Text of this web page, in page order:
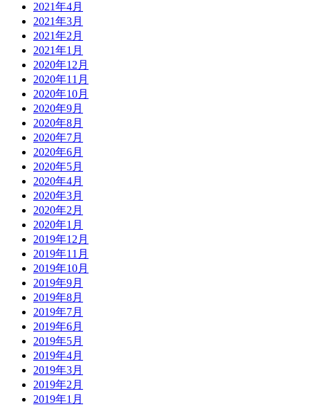
2021年4月
2021年3月
2021年2月
2021年1月
2020年12月
2020年11月
2020年10月
2020年9月
2020年8月
2020年7月
2020年6月
2020年5月
2020年4月
2020年3月
2020年2月
2020年1月
2019年12月
2019年11月
2019年10月
2019年9月
2019年8月
2019年7月
2019年6月
2019年5月
2019年4月
2019年3月
2019年2月
2019年1月